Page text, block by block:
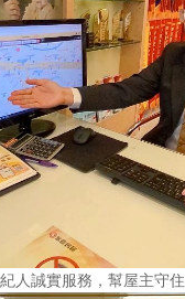
人誠實服務，幫屋主守住